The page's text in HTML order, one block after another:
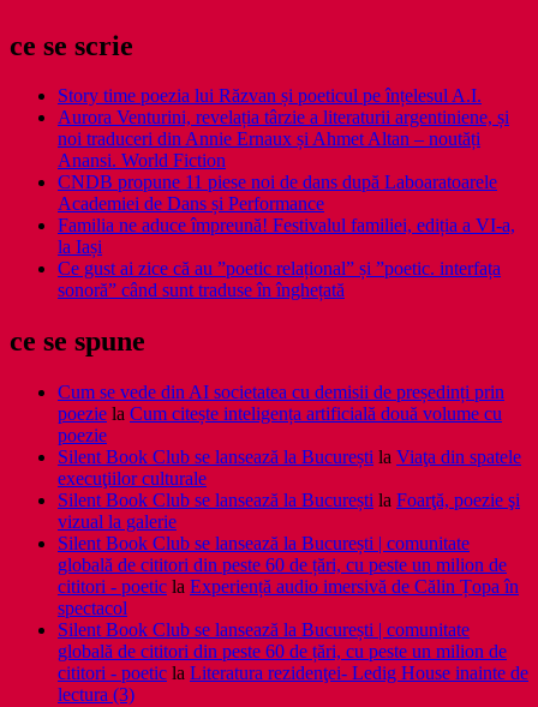
ce se scrie
Story time poezia lui Răzvan și poeticul pe înțelesul A.I.
Aurora Venturini, revelația târzie a literaturii argentiniene, și
noi traduceri din Annie Ernaux și Ahmet Altan – noutăți
Anansi. World Fiction
CNDB propune 11 piese noi de dans după Laboaratoarele
Academiei de Dans și Performance
Familia ne aduce împreună! Festivalul familiei, ediția a VI-a,
la Iași
Ce gust ai zice că au ”poetic relațional” și ”poetic. interfața
sonoră” când sunt traduse în înghețată
ce se spune
Cum se vede din AI societatea cu demisii de președinți prin
poezie la Cum citește inteligența artificială două volume cu
poezie
Silent Book Club se lansează la București la Viaţa din spatele
execuţiilor culturale
Silent Book Club se lansează la București la Foarţă, poezie şi
vizual la galerie
Silent Book Club se lansează la București | comunitate
globală de cititori din peste 60 de țări, cu peste un milion de
cititori - poetic la Experiență audio imersivă de Călin Țopa în
spectacol
Silent Book Club se lansează la București | comunitate
globală de cititori din peste 60 de țări, cu peste un milion de
cititori - poetic la Literatura rezidenţei- Ledig House inainte de
lectura (3)